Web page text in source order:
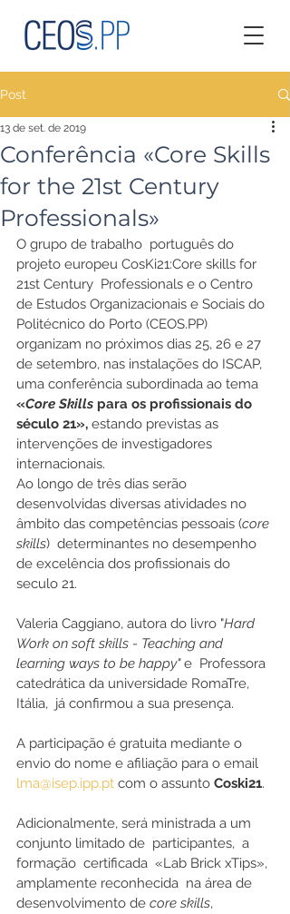
Post
Conferência «Core Skills
for the 21st Century
Professionals»
13 de set. de 2019
O grupo de trabalho  português do
projeto europeu CosKi21:Core skills for
21st Century  Professionals e o Centro
de Estudos Organizacionais e Sociais do
Politécnico do Porto (CEOS.PP)
organizam no próximos dias 25, 26 e 27
de setembro, nas instalações do ISCAP,
uma conferência subordinada ao tema
«Core Skills para os profissionais do
século 21», estando previstas as
intervenções de investigadores
internacionais.
Ao longo de três dias serão
desenvolvidas diversas atividades no
âmbito das competências pessoais (core
skills)  determinantes no desempenho
de excelência dos profissionais do
seculo 21.
Valeria Caggiano, autora do livro "Hard
Work on soft skills - Teaching and
learning ways to be happy" e  Professora
catedrática da universidade RomaTre,
Itália,  já confirmou a sua presença.
A participação é gratuita mediante o
envio do nome e afiliação para o email
lma@isep.ipp.pt com o assunto Coski21.
Adicionalmente, será ministrada a um
conjunto limitado de  participantes,  a
formação  certificada  «Lab Brick xTips»,
amplamente reconhecida  na área de
desenvolvimento de core skills,